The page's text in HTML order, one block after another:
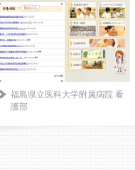
福島県立医科大学附属病院 看
護部